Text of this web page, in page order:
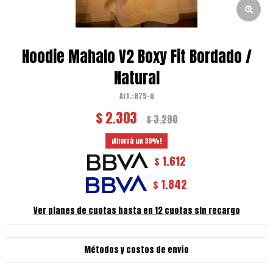
Hoodie Mahalo V2 Boxy Fit Bordado /
Natural
H75-u
$2.303 $3.290
30
$ 1.612
$ 1.842
Ver planes de cuotas hasta en 12 cuotas sin recargo
Métodos y costos de envío